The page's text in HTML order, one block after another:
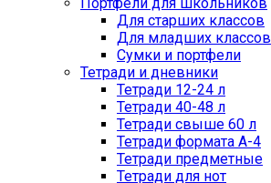
Портфели для школьников
Для старших классов
Для младших классов
Сумки и портфели
Тетради и дневники
Тетради 12-24 л
Тетради 40-48 л
Тетради свыше 60 л
Тетради формата А-4
Тетради предметные
Тетради для нот